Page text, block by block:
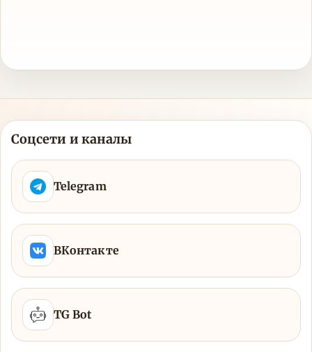
Соцсети и каналы
Telegram
ВКонтакте
TG Bot